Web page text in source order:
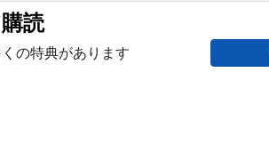
読
の特典があります